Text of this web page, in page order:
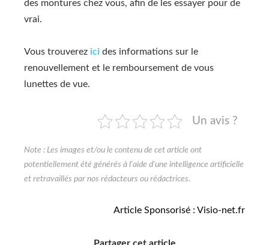
des montures chez vous, afin de les essayer pour de
vrai.
Vous trouverez ici des informations sur le
renouvellement et le remboursement de vous
lunettes de vue.
Un avis ?
Articlе Spоnsоrisé : Visio-net.fr
Partager cet article